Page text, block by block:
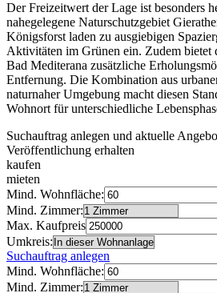
Der Freizeitwert der Lage ist besonders
nahegelegene Naturschutzgebiet
Königsforst laden zu ausgiebigen
Aktivitäten im Grünen ein. Zudem bietet
Bad Mediterana zusätzliche
Entfernung. Die Kombination aus
naturnaher Umgebung macht diesen
Wohnort für unterschiedliche
Suchauftrag anlegen und aktuelle
Veröffentlichung erhalten
kaufen
mieten
Mind. Wohnfläche:
Mind. Zimmer:
Max. Kaufpreis
Umkreis:
Suchauftrag anlegen
Mind. Wohnfläche:
Mind. Zimmer: